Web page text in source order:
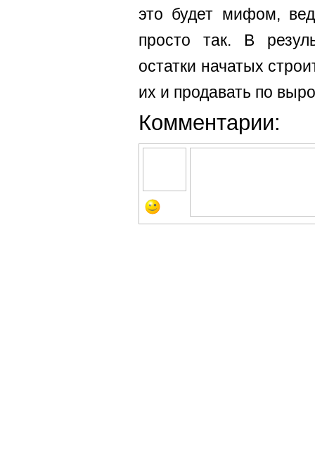
это будет мифом,
просто так. В
остатки начатых
их и продавать по
Комментарии: